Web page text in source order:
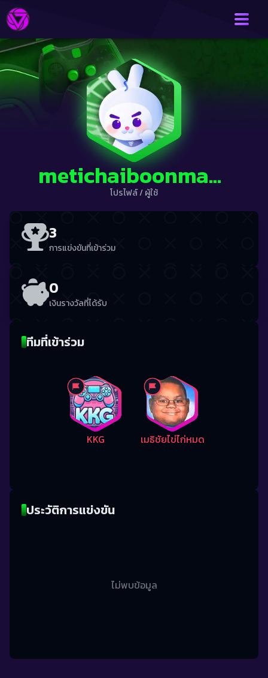
metichaiboonma0007
โปรไฟล์/ผู้ใช้
3
การแข่งขันที่เข้าร่วม
0
เงินรางวัลที่ได้รับ
ทีมที่เข้าร่วม
KKG เมธิชัยไข่ไก่หมด
ประวัติการแข่งขัน
ไม่พบข้อมูล